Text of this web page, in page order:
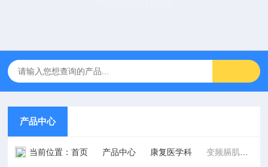
产品中心
当前位置：首页 产品中心 康复医学科 变频膈肌起搏器